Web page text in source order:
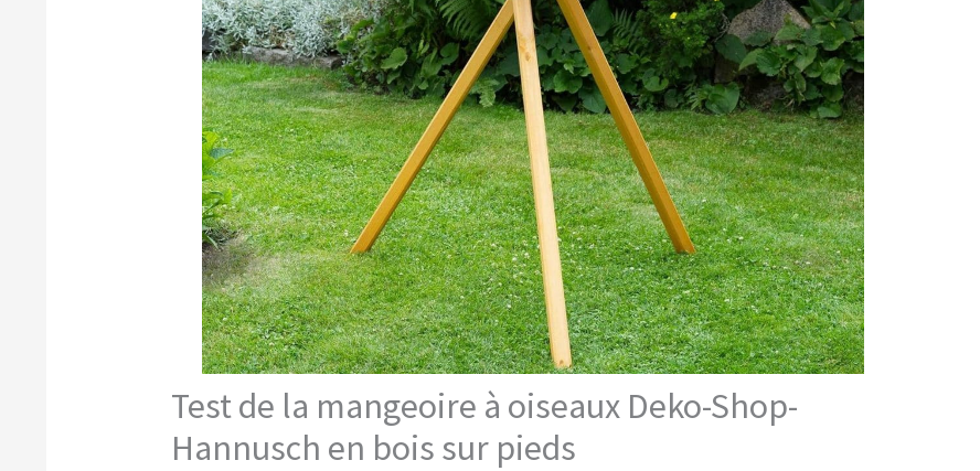
Test de la mangeoire à oiseaux Deko-Shop-
Hannusch en bois sur pieds